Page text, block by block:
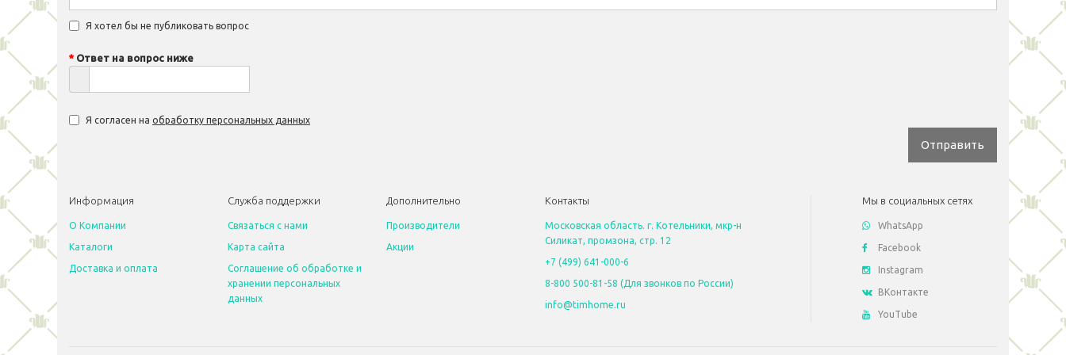
Я хотел бы не публиковать вопрос
Ответ на вопрос ниже
Я согласен на обработку персональных данных
Отправить
Информация
O Компании
Каталоги
Доставка и оплата
Служба поддержки
Связаться с нами
Карта сайта
Соглашение об обработке и
хранении персональных
данных
Дополнительно
Производители
Акции
Контакты
Московская область. г. Котельники, мкр-н
Силикат, промзона, стр. 12
+7 (499) 641-000-6
8-800 500-81-58 (Для звонков по России)
info@timhome.ru
Мы в социальных сетях
WhatsApp
Facebook
Instagram
ВКонтакте
YouTube